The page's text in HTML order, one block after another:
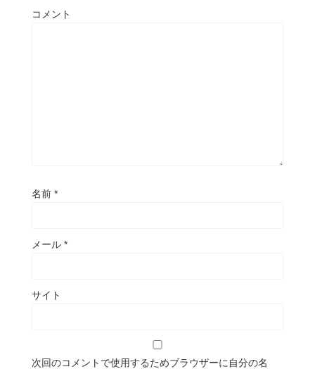
コメント
名前 *
メール *
サイト
次回のコメントで使用するためブラウザーに自分の名